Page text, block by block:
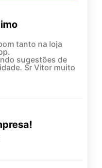
tanto na loja
sugestões de
Sr Vitor muito